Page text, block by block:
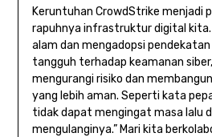
Keruntuhan CrowdStrike menjadi
rapuhnya infrastruktur digital kita.
alam dan mengadopsi
tangguh terhadap keamanan
mengurangi risiko dan
yang lebih aman. Seperti kata
tidak dapat mengingat masa lalu
mengulanginya.” Mari kita